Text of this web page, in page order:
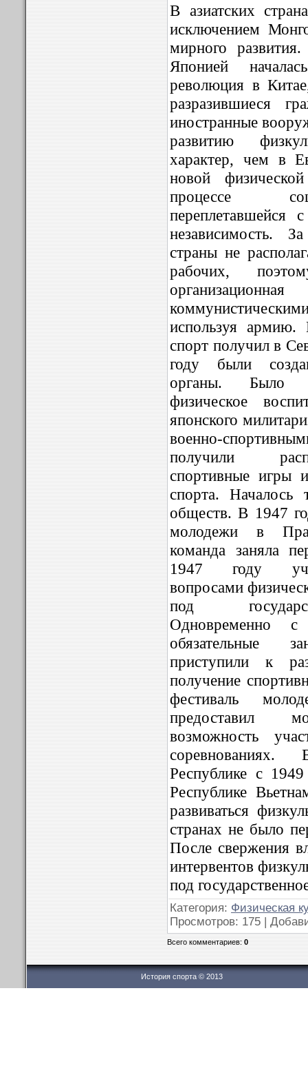
В азиатских
исключением
мирного
Японией
революция в
разразившиеся
иностранные
развитию
характер, чем в
новой
процессе
переплетавшейся
независимость.
страны не
рабочих,
используя армию.
спорт получил в
году были
органы. Было
физическое
японского
военно-
получили
спортивные игры
спорта. Началось
обществ. В 1947
молодежи в
команда заняла
1947 году
вопросами
под
Одновременно
обязательные
приступили к
получение
фестиваль
предоставил
возможность
Республике с
Республике
развиваться
странах не было
После свержения
интервентов
под
Категория: Физическая
Просмотров: 175 |
Всего комментариев:0
История спорта © 2013